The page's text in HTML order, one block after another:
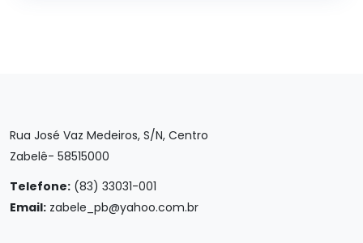
Rua José Vaz Medeiros, S/N, Centro
Zabelê- 58515000
Telefone: (83) 33031-001
Email: zabele_pb@yahoo.com.br